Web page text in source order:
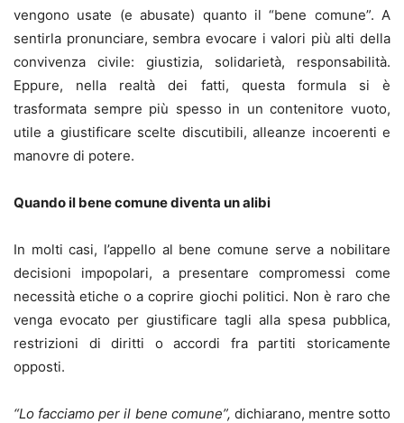
vengono usate (e abusate) quanto il “bene comune”. A
sentirla pronunciare, sembra evocare i valori più alti della
convivenza civile: giustizia, solidarietà, responsabilità.
Eppure, nella realtà dei fatti, questa formula si è
trasformata sempre più spesso in un contenitore vuoto,
utile a giustificare scelte discutibili, alleanze incoerenti e
manovre di potere.
Quando il bene comune diventa un alibi
In molti casi, l’appello al bene comune serve a nobilitare
decisioni impopolari, a presentare compromessi come
necessità etiche o a coprire giochi politici. Non è raro che
venga evocato per giustificare tagli alla spesa pubblica,
restrizioni di diritti o accordi fra partiti storicamente
opposti.
“Lo facciamo per il bene comune”, dichiarano, mentre sotto